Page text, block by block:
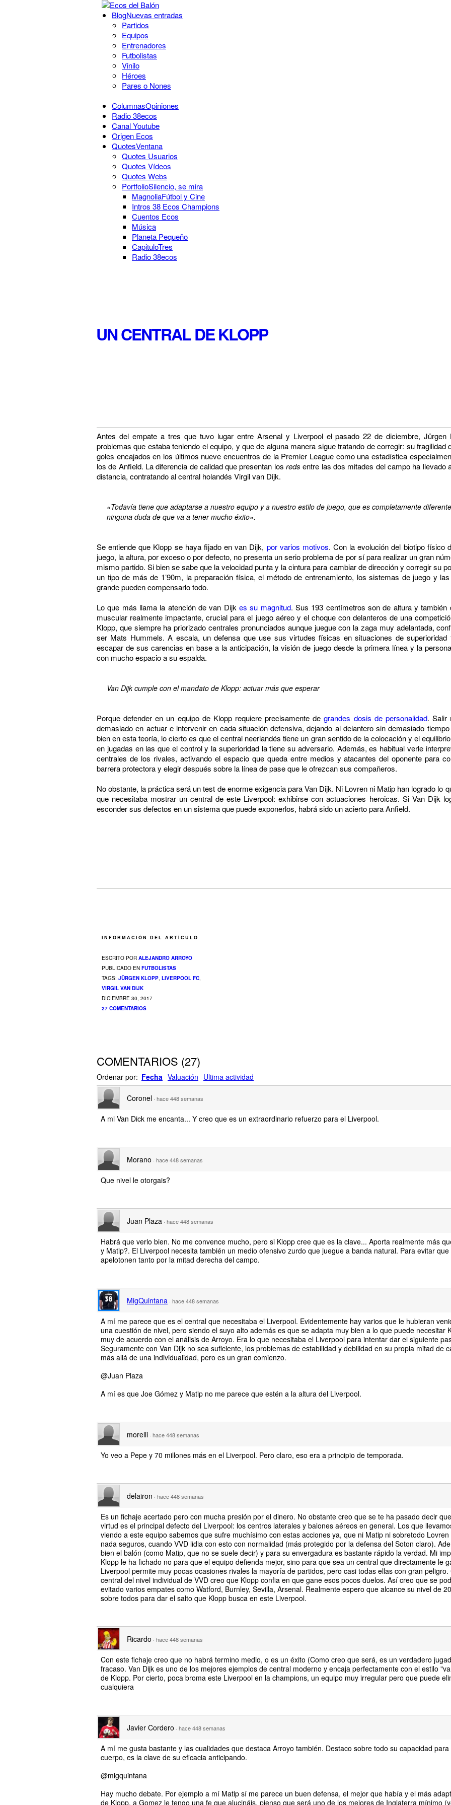
BlogNuevas entradas
Partidos
Equipos
Entrenadores
Futbolistas
Vinilo
Héroes
Pares o Nones
ColumnasOpiniones
Radio 38ecos
Canal Youtube
Origen Ecos
QuotesVentana
Quotes Usuarios
Quotes Vídeos
Quotes Webs
PortfolioSilencio, se mira
MagnoliaFútbol y Cine
Intros 38 Ecos Champions
Cuentos Ecos
Música
Planeta Pequeño
CapituloTres
Radio 38ecos
UN CENTRAL DE KLOPP
Antes del empate a tres que tuvo lugar entre Arsenal y Liverpool el pasado 22 de diciembre,
problemas que estaba teniendo el equipo, y que de alguna manera sigue tratando de corregir: su fragilidad
goles encajados en los últimos nueve encuentros de la Premier League como una estadística
los de Anfield. La diferencia de calidad que presentan losreds entre las dos mitades del campo ha llevado
distancia, contratando al central holandés Virgil van Dijk.
«Todavía tiene que adaptarse a nuestro equipo y a nuestro estilo de juego, que es completamente
ninguna duda de que va a tener mucho éxito».
Se entiende que Klopp se haya fijado en van Dijk, por varios motivos. Con la evolución del biotipo físico
juego, la altura, por exceso o por defecto, no presenta un serio problema de por sí para realizar un gran
mismo partido. Si bien se sabe que la velocidad punta y la cintura para cambiar de dirección y corregir su
un tipo de más de 1’90m, la preparación física, el método de entrenamiento, los sistemas de juego y
grande pueden compensarlo todo.
Lo que más llama la atención de van Dijk es su magnitud. Sus 193 centímetros son de altura y también
muscular realmente impactante, crucial para el juego aéreo y el choque con delanteros de una
Klopp, que siempre ha priorizado centrales pronunciados aunque juegue con la zaga muy adelantada,
ser Mats Hummels. A escala, un defensa que use sus virtudes físicas en situaciones de
escapar de sus carencias en base a la anticipación, la visión de juego desde la primera línea y la
con mucho espacio a su espalda.
Van Dijk cumple con el mandato de Klopp: actuar más que esperar
Porque defender en un equipo de Klopp requiere precisamente degrandes dosis de personalidad. Salir
demasiado en actuar e intervenir en cada situación defensiva, dejando al delantero sin demasiado
bien en esta teoría, lo cierto es que el central neerlandés tiene un gran sentido de la colocación y el
en jugadas en las que el control y la superioridad la tiene su adversario. Además, es habitual verle
centrales de los rivales, activando el espacio que queda entre medios y atacantes del oponente para
barrera protectora y elegir después sobre la línea de pase que le ofrezcan sus compañeros.
No obstante, la práctica será un test de enorme exigencia para Van Dijk. Ni Lovren ni Matip han logrado lo
que necesitaba mostrar un central de este Liverpool: exhibirse con actuaciones heroicas. Si Van Dijk
esconder sus defectos en un sistema que puede exponerlos, habrá sido un acierto para Anfield.
INFORMACIÓN DEL ARTÍCULO
ESCRITO POR ALEJANDRO ARROYO
PUBLICADO EN FUTBOLISTAS
TAGS: JÜRGEN KLOPP, LIVERPOOL FC,
VIRGIL VAN DIJK
DICIEMBRE 30, 2017
27 COMENTARIOS
COMENTARIOS (27)
Ordenar por: Fecha Valuación Ultima actividad
Coronel · hace 448 semanas
A mi Van Dick me encanta... Y creo que es un extraordinario refuerzo para el Liverpool.
Morano · hace 448 semanas
Que nivel le otorgais?
Juan Plaza · hace 448 semanas
Habrá que verlo bien. No me convence mucho, pero si Klopp cree que es la clave... Aporta realmente más
y Matip?. El Liverpool necesita también un medio ofensivo zurdo que juegue a banda natural. Para evitar que
apelotonen tanto por la mitad derecha del campo.
MigQuintana · hace 448 semanas
A mí me parece que es el central que necesitaba el Liverpool. Evidentemente hay varios que le hubieran
una cuestión de nivel, pero siendo el suyo alto además es que se adapta muy bien a lo que puede necesitar
muy de acuerdo con el análisis de Arroyo. Era lo que necesitaba el Liverpool para intentar dar el siguiente
Seguramente con Van Dijk no sea suficiente, los problemas de estabilidad y debilidad en su propia mitad de
más allá de una individualidad, pero es un gran comienzo.
@Juan Plaza
A mí es que Joe Gómez y Matip no me parece que estén a la altura del Liverpool.
morelli · hace 448 semanas
Yo veo a Pepe y 70 millones más en el Liverpool. Pero claro, eso era a principio de temporada.
delairon · hace 448 semanas
Es un fichaje acertado pero con mucha presión por el dinero. No obstante creo que se te ha pasado decir
virtud es el principal defecto del Liverpool: los centros laterales y balones aéreos en general. Los que
viendo a este equipo sabemos que sufre muchísimo con estas acciones ya, que ni Matip ni sobretodo
nada seguros, cuando VVD lidia con esto con normalidad (más protegido por la defensa del Soton claro).
bien el balón (como Matip, que no se suele decir) y para su envergadura es bastante rápido la verdad. Mi
Klopp le ha fichado no para que el equipo defienda mejor, sino para que sea un central que directamente le
Liverpool permite muy pocas ocasiones rivales la mayoría de partidos, pero casi todas ellas con gran peligro.
central del nivel individual de VVD creo que Klopp confia en que gane esos pocos duelos. Así creo que se
evitado varios empates como Watford, Burnley, Sevilla, Arsenal. Realmente espero que alcance su nivel de
sobre todos para dar el salto que Klopp busca en este Liverpool.
Ricardo · hace 448 semanas
Con este fichaje creo que no habrá termino medio, o es un éxito (Como creo que será, es un verdadero
fracaso. Van Dijk es uno de los mejores ejemplos de central moderno y encaja perfectamente con el estilo
de Klopp. Por cierto, poca broma este Liverpool en la champions, un equipo muy irregular pero que puede
cualquiera
Javier Cordero · hace 448 semanas
A mí me gusta bastante y las cualidades que destaca Arroyo también. Destaco sobre todo su capacidad
cuerpo, es la clave de su eficacia anticipando.
@migquintana
Hay mucho debate. Por ejemplo a mí Matip sí me parece un buen defensa, el mejor que había y el más
de Klopp, a Gomez le tengo una fe que alucináis, pienso que será uno de los mejores de Inglaterra mínimo